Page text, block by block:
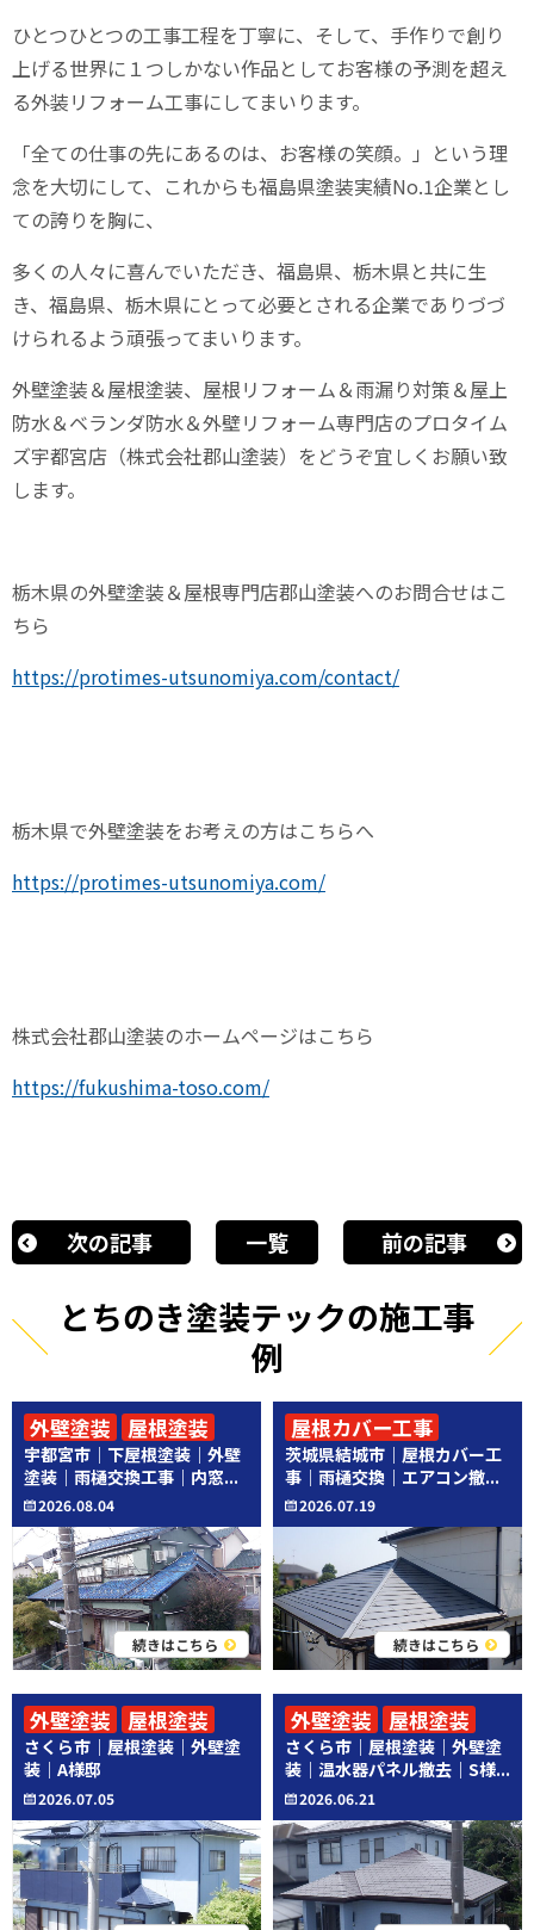
ひとつひとつの工事工程を丁寧に、そして、手作りで創り
上げる世界に１つしかない作品としてお客様の予測を超え
る外装リフォーム工事にしてまいります。
「全ての仕事の先にあるのは、お客様の笑顔。」という理
念を大切にして、これからも福島県塗装実績No.1企業とし
ての誇りを胸に、
多くの人々に喜んでいただき、福島県、栃木県と共に生
き、福島県、栃木県にとって必要とされる企業でありづづ
けられるよう頑張ってまいります。
外壁塗装＆屋根塗装、屋根リフォーム＆雨漏り対策＆屋上
防水＆ベランダ防水＆外壁リフォーム専門店のプロタイム
ズ宇都宮店（株式会社郡山塗装）をどうぞ宜しくお願い致
します。
栃木県の外壁塗装＆屋根専門店郡山塗装へのお問合せはこ
ちら
https://protimes-utsunomiya.com/contact/
栃木県で外壁塗装をお考えの方はこちらへ
https://protimes-utsunomiya.com/
株式会社郡山塗装のホームページはこちら
https://fukushima-toso.com/
次の記事 一覧 前の記事
とちのき塗装テックの施工事
例
宇都宮市｜下屋根塗装｜外壁
塗装｜雨樋交換工事｜内窓...
2026.08.04
続きはこちら
外壁塗装
屋根塗装
その他工事
茨城県結城市｜屋根カバー工
事｜雨樋交換｜エアコン撤...
2026.07.19
続きはこちら
屋根カバー工事
その他工事
さくら市｜屋根塗装｜外壁塗
装｜A様邸
2026.07.05
外壁塗装 屋根塗装
さくら市｜屋根塗装｜外壁塗
装｜温水器パネル撤去｜S様...
2026.06.21
外壁塗装
屋根塗装
その他工事